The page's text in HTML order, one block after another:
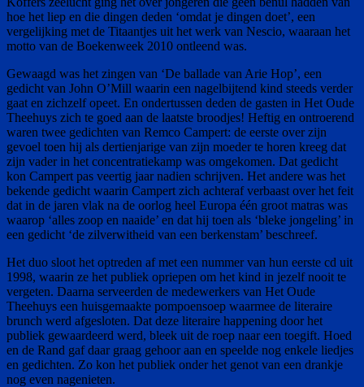
hoe het liep en die dingen deden ‘omdat je dingen doet’, een
vergelijking met de Titaantjes uit het werk van Nescio, waaraan het
motto van de Boekenweek 2010 ontleend was.
Gewaagd was het zingen van ‘De ballade van Arie Hop’, een
gedicht van John O’Mill waarin een nagelbijtend kind steeds verder
gaat en zichzelf opeet. En ondertussen deden de gasten in Het Oude
Theehuys zich te goed aan de laatste broodjes! Heftig en ontroerend
waren twee gedichten van Remco Campert: de eerste over zijn
gevoel toen hij als dertienjarige van zijn moeder te horen kreeg dat
zijn vader in het concentratiekamp was omgekomen. Dat gedicht
kon Campert pas veertig jaar nadien schrijven. Het andere was het
bekende gedicht waarin Campert zich achteraf verbaast over het feit
dat in de jaren vlak na de oorlog heel Europa één groot matras was
waarop ‘alles zoop en naaide’ en dat hij toen als ‘bleke jongeling’ in
een gedicht ‘de zilverwitheid van een berkenstam’ beschreef.
Het duo sloot het optreden af met een nummer van hun eerste cd uit
1998, waarin ze het publiek opriepen om het kind in jezelf nooit te
vergeten. Daarna serveerden de medewerkers van Het Oude
Theehuys een huisgemaakte pompoensoep waarmee de literaire
brunch werd afgesloten. Dat deze literaire happening door het
publiek gewaardeerd werd, bleek uit de roep naar een toegift. Hoed
en de Rand gaf daar graag gehoor aan en speelde nog enkele liedjes
en gedichten. Zo kon het publiek onder het genot van een drankje
nog even nagenieten.